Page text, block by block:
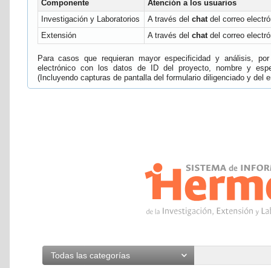
Componente
Atención a los usuarios
Investigación y Laboratorios
A través del chatdel correo
Extensión
A través del chatdel correo
Para casos que requieran mayor especificidad y análisis,
electrónico con los datos de ID del proyecto, nombre y
(Incluyendo capturas de pantalla del formulario diligenciado y del
Todas las categorías